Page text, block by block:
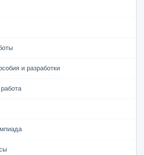
и разработки